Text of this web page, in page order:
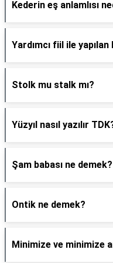
Kederin eş anlamlısı
Yardımcı fiil ile
Stolk mu stalk mı?
Yüzyıl nasıl yazılır
Şam babası ne demek?
Ontik ne demek?
Minimize ve minimize